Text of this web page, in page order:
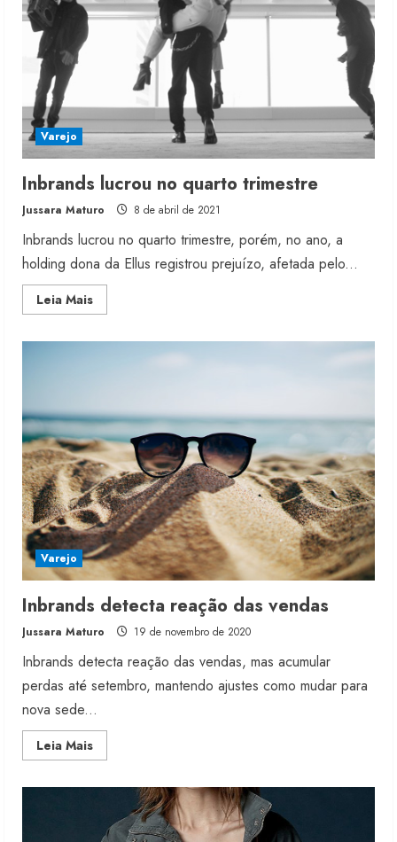
Varejo
Inbrands lucrou no quarto trimestre
Jussara Maturo 8 de abril de 2021
Inbrands lucrou no quarto trimestre, porém, no ano, a
holding dona da Ellus registrou prejuízo, afetada pelo...
Leia MaisRead
more
Varejo
Inbrands detecta reação das vendas
Jussara Maturo 19 de novembro de 2020
Inbrands detecta reação das vendas, mas acumular
perdas até setembro, mantendo ajustes como mudar para
nova sede...
Leia MaisRead
more
detecta
reação
vendas